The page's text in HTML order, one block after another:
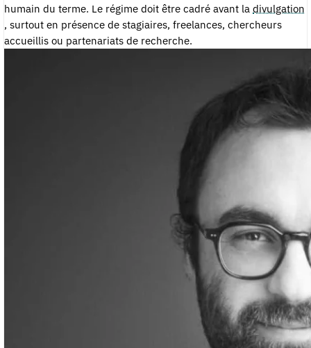
humain du terme. Le régime doit être cadré avant la divulgation
, surtout en présence de stagiaires, freelances, chercheurs
accueillis ou partenariats de recherche.